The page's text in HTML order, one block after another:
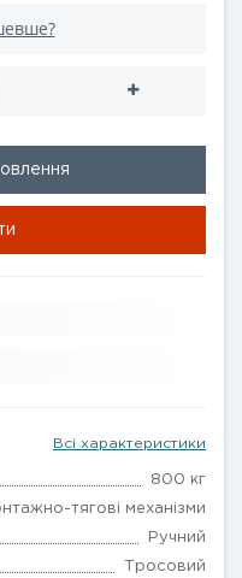
Всі характеристики
800 кг
тягові механізми
Ручний
Тросовий